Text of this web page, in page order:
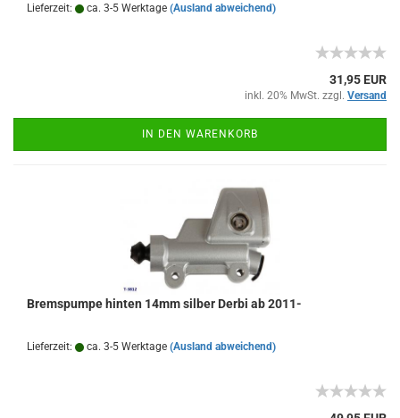
Lieferzeit: ca. 3-5 Werktage (Ausland abweichend)
31,95 EUR
inkl. 20% MwSt. zzgl. Versand
IN DEN WARENKORB
Bremspumpe hinten 14mm silber Derbi ab 2011-
Lieferzeit: ca. 3-5 Werktage (Ausland abweichend)